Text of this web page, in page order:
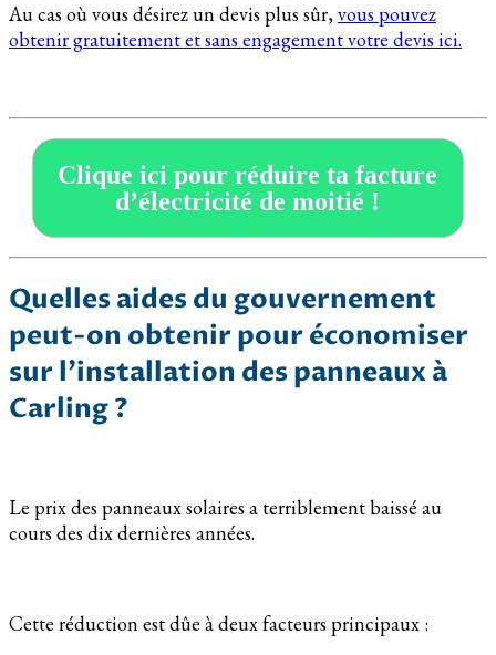
Au cas où vous désirez un devis plus sûr,vous pouvez
obtenir gratuitement et sans engagement votre devis ici.
Clique ici pour réduire ta facture
d’électricité de moitié !
Quelles aides du gouvernement
peut-on obtenir pour économiser
sur l’installation des panneaux à
Carling ?
Le prix des panneaux solaires a terriblement baissé au
cours des dix dernières années.
Cette réduction est dûe à deux facteurs principaux :